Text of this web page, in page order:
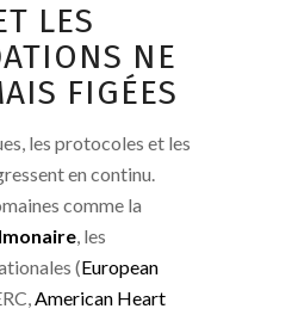
LES
NE
FIGÉES
les protocoles et les
en continu.
comme la
, les
(European
American Heart